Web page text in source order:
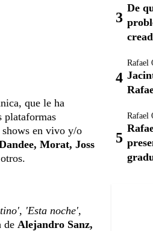
que le ha
plataformas
shows en vivo y/o
Morat, Joss
'Esta noche',
de Alejandro Sanz,
De
Rafael
Rafael